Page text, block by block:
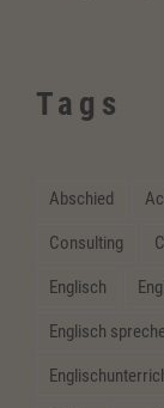
Tags
Abschied
Consulting
Englisch
Englisch